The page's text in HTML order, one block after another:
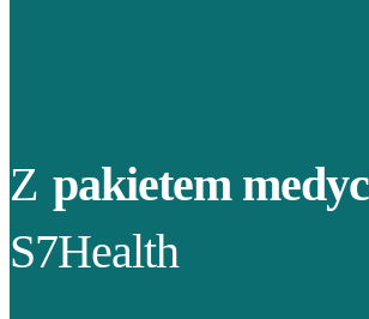
Z pakietem
S7Health